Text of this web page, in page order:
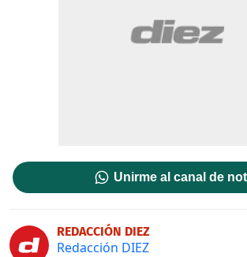
Unirme al canal de
REDACCIÓN DIEZ
Redacción DIEZ